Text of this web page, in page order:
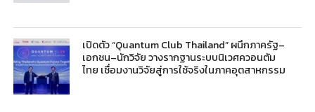
เปิดตัว “Quantum Club Thailand” ผนึกภาครัฐ–
เอกชน–นักวิจัย วางรากฐานระบบนิเวศควอนตัม
ไทย เชื่อมงานวิจัยสู่การใช้จริงในภาคอุตสาหกรรม